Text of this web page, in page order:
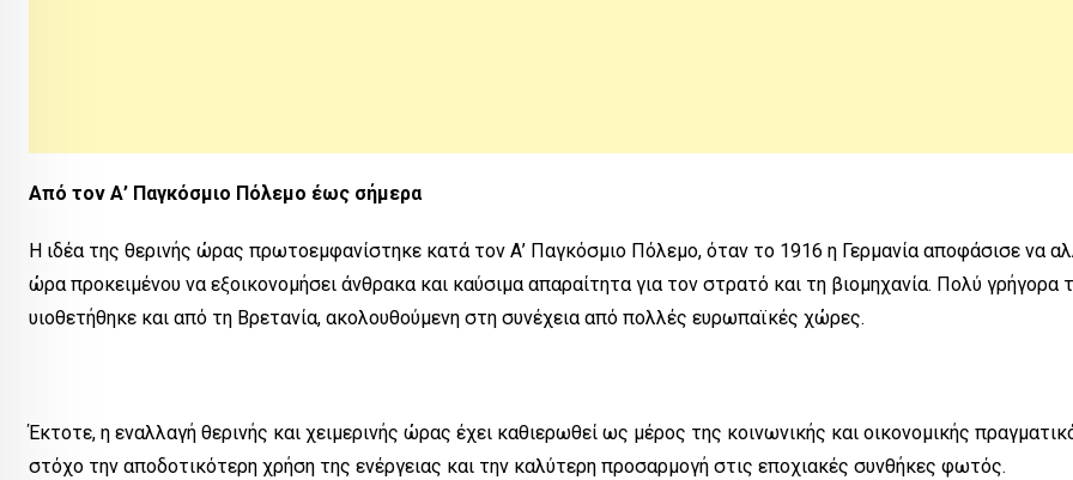
Από τον Α’ Παγκόσμιο Πόλεμο έως σήμερα
Η ιδέα της θερινής ώρας πρωτοεμφανίστηκε κατά τον Α’ Παγκόσμιο Πόλεμο, όταν το 1916 η Γερμανία αποφάσισε να
ώρα προκειμένου να εξοικονομήσει άνθρακα και καύσιμα απαραίτητα για τον στρατό και τη βιομηχανία. Πολύ γρήγορα
υιοθετήθηκε και από τη Βρετανία, ακολουθούμενη στη συνέχεια από πολλές ευρωπαϊκές χώρες.
Έκτοτε, η εναλλαγή θερινής και χειμερινής ώρας έχει καθιερωθεί ως μέρος της κοινωνικής και οικονομικής
στόχο την αποδοτικότερη χρήση της ενέργειας και την καλύτερη προσαρμογή στις εποχιακές συνθήκες φωτός.